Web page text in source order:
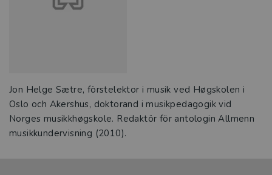
Jon Helge Sætre, förstelektor i musik ved Høgskolen i
Oslo och Akershus, doktorand i musikpedagogik vid
Norges musikkhøgskole. Redaktör för antologin Allmenn
musikkundervisning (2010).